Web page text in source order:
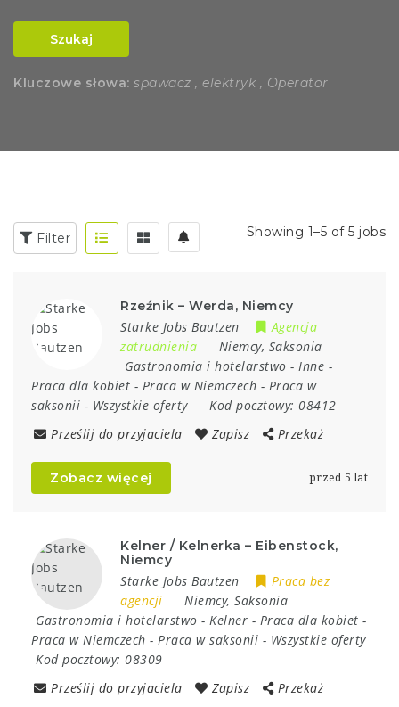
Szukaj
Kluczowe słowa: spawacz , elektryk , Operator
Filter Showing 1–5 of 5 jobs
Rzeźnik – Werda, Niemcy
Starke Jobs Bautzen
Agencja
zatrudnienia
Niemcy, Saksonia
Gastronomia i hotelarstwo - Inne -
Praca dla kobiet - Praca w Niemczech - Praca w
saksonii - Wszystkie oferty Kod pocztowy: 08412
Prześlij do przyjaciela
Zapisz Przekaż
Zobacz więcej przed 5 lat
Kelner / Kelnerka – Eibenstock,
Niemcy
Starke Jobs Bautzen
Praca bez
agencji
Niemcy, Saksonia
Gastronomia i hotelarstwo - Kelner - Praca dla kobiet -
Praca w Niemczech - Praca w saksonii - Wszystkie oferty
Kod pocztowy: 08309
Prześlij do przyjaciela
Zapisz Przekaż